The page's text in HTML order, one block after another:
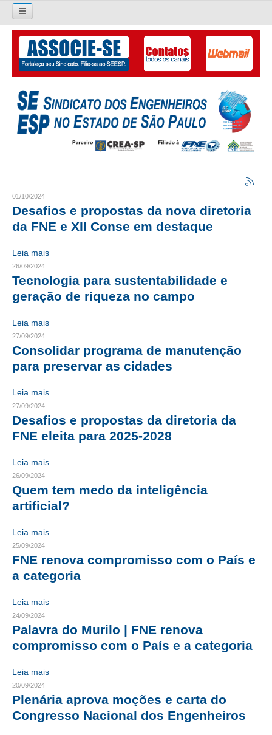
Pesquisar...
O SINDICATO
APRESENTAÇÃO
PALAVRA DO PRESIDENTE
LIVRO GESTÃO 2026-2029
SUBSEDES SINDICAIS
ORGANOGRAMA
CRESCE BRASIL
CONSELHO TECNOLÓGICO
COMPOSIÇÃO
CONSELHOS ASSESSORES
PERSONALIDADES DA TECNOLOGIA
NÚCLEO DA MULHER ENGENHEIRA
TRANSPARÊNCIA
JURÍDICO
ACORDOS, CONVENÇÕES E DISSÍDIOS
CONTRIBUIÇÕES
CONTRIBUIÇÃO ASSOCIATIVA OU ANUIDADE DE SÓCIO
CONTRIBUIÇÃO SINDICAL URBANA
FGTS EXPURGOS
FGTS CORREÇÃO
01/10/2024
Desafios e propostas da nova diretoria
da FNE e XII Conse em destaque
Leia mais
26/09/2024
Tecnologia para sustentabilidade e
geração de riqueza no campo
Leia mais
27/09/2024
Consolidar programa de manutenção
para preservar as cidades
Leia mais
27/09/2024
Desafios e propostas da diretoria da
FNE eleita para 2025-2028
Leia mais
26/09/2024
Quem tem medo da inteligência
artificial?
Leia mais
25/09/2024
FNE renova compromisso com o País e
a categoria
Leia mais
24/09/2024
Palavra do Murilo | FNE renova
compromisso com o País e a categoria
Leia mais
20/09/2024
Plenária aprova moções e carta do
Congresso Nacional dos Engenheiros